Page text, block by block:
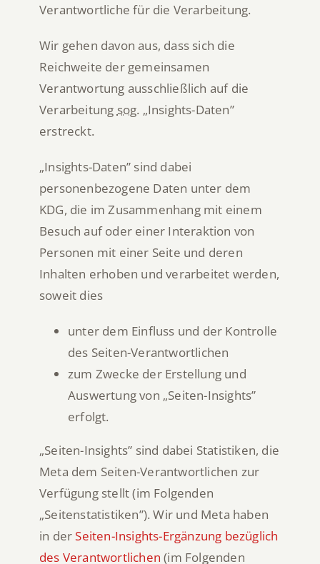
Verantwortliche für die Verarbeitung.
Wir gehen davon aus, dass sich die
Reichweite der gemeinsamen
Verantwortung ausschließlich auf die
Verarbeitung sog. „Insights-Daten”
erstreckt.
„Insights-Daten” sind dabei
personenbezogene Daten unter dem
KDG, die im Zusammenhang mit einem
Besuch auf oder einer Interaktion von
Personen mit einer Seite und deren
Inhalten erhoben und verarbeitet werden,
soweit dies
unter dem Einfluss und der Kontrolle
des Seiten-Verantwortlichen
zum Zwecke der Erstellung und
Auswertung von „Seiten-Insights”
erfolgt.
„Seiten-Insights” sind dabei Statistiken, die
Meta dem Seiten-Verantwortlichen zur
Verfügung stellt (im Folgenden
„Seitenstatistiken”). Wir und Meta haben
in derSeiten-Insights-Ergänzung bezüglich
des Verantwortlichen (im Folgenden